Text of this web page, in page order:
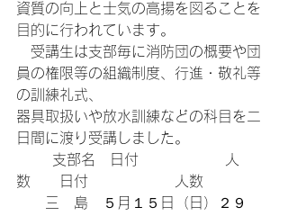
資質の向上と士気の高揚を図ることを
目的に行われています。
受講生は支部毎に消防団の概要や団
員の権限等の組織制度、行進・敬礼等
の訓練礼式、
器具取扱いや放水訓練などの科目を二
日間に渡り受講しました。
数　　日付　　　　　　人数
三　島　５月１５日（日）２９